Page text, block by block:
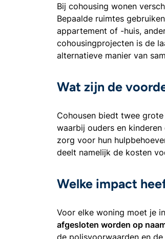
Bij cohousing wonen
Bepaalde ruimtes
appartement of -huis,
cohousingprojecten is de
alternatieve manier van
Wat zijn de
Cohousen biedt twee
waarbij ouders en
zorg voor hun
deelt namelijk de kosten
Welke impact
Voor elke woning moet je
afgesloten worden op
de polisvoorwaarden en